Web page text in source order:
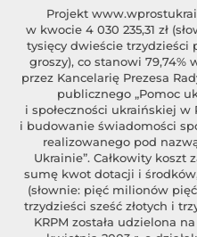
Projekt
w kwocie 4 030 235,31 zł
tysięcy dwieście trzydzieści
groszy), co stanowi 79,74%
przez Kancelarię Prezesa
publicznego „Pomoc
i społeczności ukraińskiej
i budowanie świadomości
realizowanego pod
Ukrainie”. Całkowity
sumę kwot dotacji i środków,
(słownie: pięć milionów
trzydzieści sześć złotych i
KRPM została udzielona